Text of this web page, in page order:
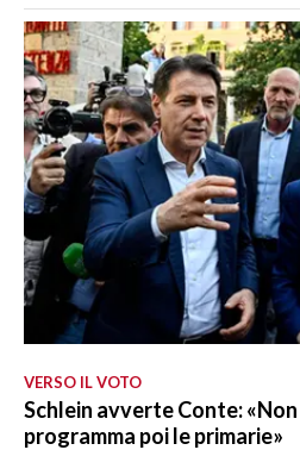
VERSO IL VOTO
Schlein avverte Conte:
programma poi le primarie»